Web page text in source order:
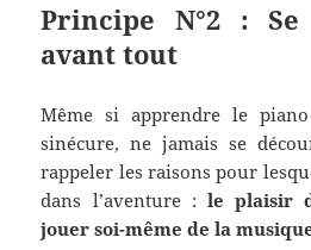
Principe N°2 :
avant tout
Même si apprendre le
sinécure, ne jamais se
rappeler les raisons pour
dans l’aventure : le plaisir
jouer soi-même de la